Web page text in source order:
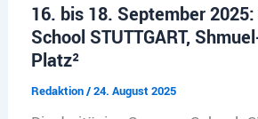
16. bis 18. September
School STUTTGART,
Platz²
Redaktion/24. August 2025